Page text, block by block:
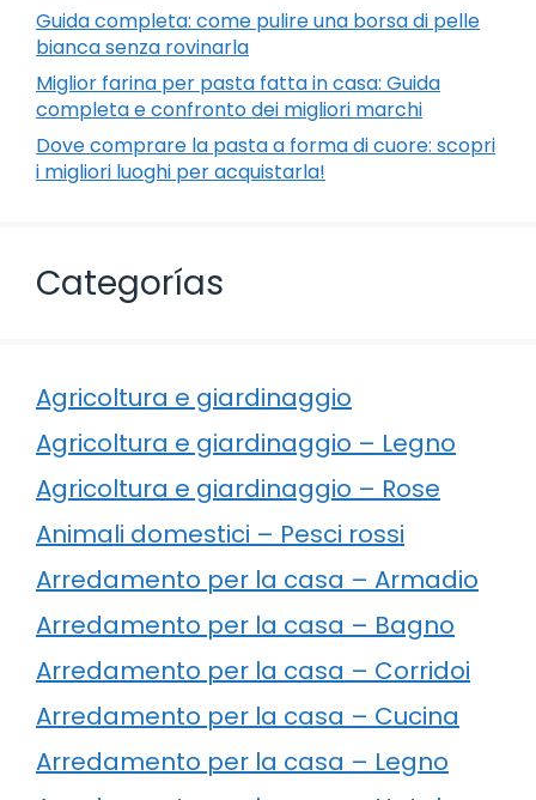
Guida completa: come pulire una borsa di pelle
bianca senza rovinarla
Miglior farina per pasta fatta in casa: Guida
completa e confronto dei migliori marchi
Dove comprare la pasta a forma di cuore: scopri
i migliori luoghi per acquistarla!
Categorías
Agricoltura e giardinaggio
Agricoltura e giardinaggio – Legno
Agricoltura e giardinaggio – Rose
Animali domestici – Pesci rossi
Arredamento per la casa – Armadio
Arredamento per la casa – Bagno
Arredamento per la casa – Corridoi
Arredamento per la casa – Cucina
Arredamento per la casa – Legno